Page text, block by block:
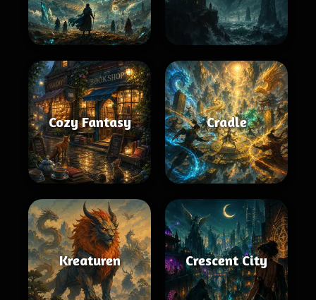
Cozy Fantasy Cradle
Kreaturen Crescent City